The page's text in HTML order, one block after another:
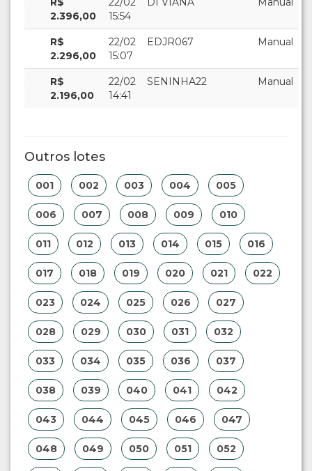
2.396,00
15:54
R$
2.296,00
22/02
15:07
EDJR067 Manual
R$
2.196,00
22/02
14:41
SENINHA22 Manual
Outros lotes
001 002 003 004 005
006 007 008 009 010
011 012 013 014 015 016
017 018 019 020 021 022
023 024 025 026 027
028 029 030 031 032
033 034 035 036 037
038 039 040 041 042
043 044 045 046 047
048 049 050 051 052